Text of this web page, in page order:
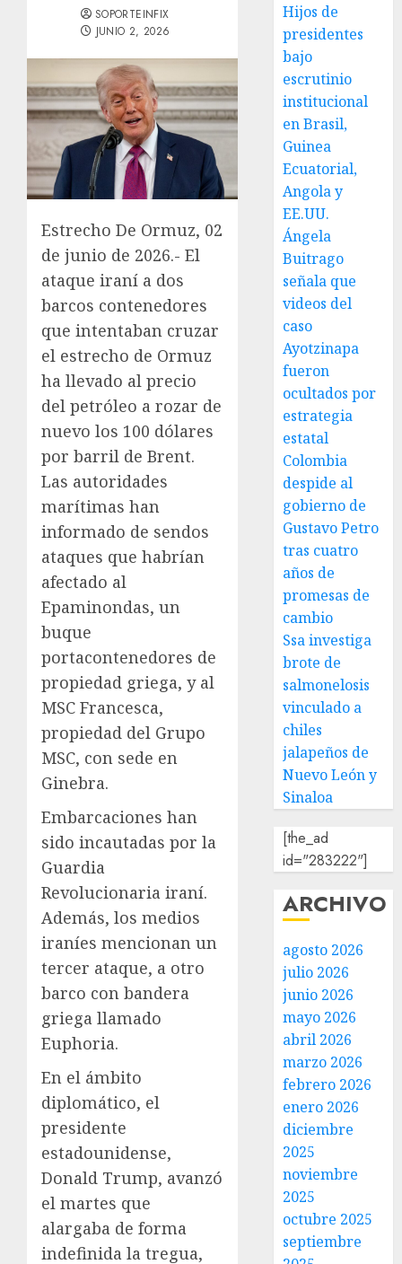
SOPORTEINFIX
JUNIO 2, 2026
Estrecho De Ormuz, 02
de junio de 2026.- El
ataque iraní a dos
barcos contenedores
que intentaban cruzar
el estrecho de Ormuz
ha llevado al precio
del petróleo a rozar de
nuevo los 100 dólares
por barril de Brent.
Las autoridades
marítimas han
informado de sendos
ataques que habrían
afectado al
Epaminondas, un
buque
portacontenedores de
propiedad griega, y al
MSC Francesca,
propiedad del Grupo
MSC, con sede en
Ginebra.
Embarcaciones han
sido incautadas por la
Guardia
Revolucionaria iraní.
Además, los medios
iraníes mencionan un
tercer ataque, a otro
barco con bandera
griega llamado
Euphoria.
En el ámbito
diplomático, el
presidente
estadounidense,
Donald Trump, avanzó
el martes que
alargaba de forma
indefinida la tregua,
Hijos de
presidentes
bajo
escrutinio
institucional
en Brasil,
Guinea
Ecuatorial,
Angola y
EE.UU.
Ángela
Buitrago
señala que
videos del
caso
Ayotzinapa
fueron
ocultados por
estrategia
estatal
Colombia
despide al
gobierno de
Gustavo Petro
tras cuatro
años de
promesas de
cambio
Ssa investiga
brote de
salmonelosis
vinculado a
chiles
jalapeños de
Nuevo León y
Sinaloa
[the_ad
id="283222"]
ARCHIVO
agosto 2026
julio 2026
junio 2026
mayo 2026
abril 2026
marzo 2026
febrero 2026
enero 2026
diciembre
2025
noviembre
2025
octubre 2025
septiembre